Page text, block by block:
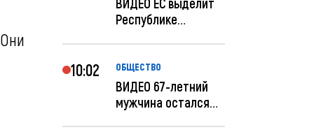
ВИДЕО ЕС выделит
Республике
10:02 ОБЩЕСТВО
ВИДЕО 67-летний
мужчина остался